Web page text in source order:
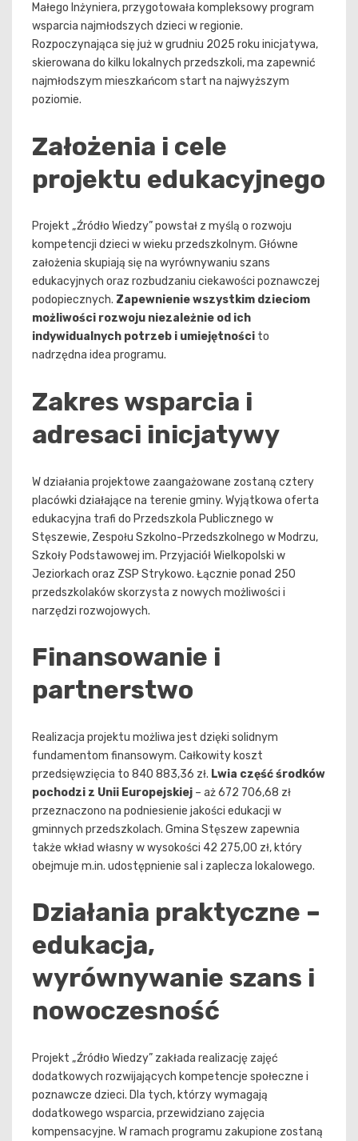
Małego Inżyniera, przygotowała kompleksowy program
wsparcia najmłodszych dzieci w regionie.
Rozpoczynająca się już w grudniu 2025 roku inicjatywa,
skierowana do kilku lokalnych przedszkoli, ma zapewnić
najmłodszym mieszkańcom start na najwyższym
poziomie.
Założenia i cele
projektu edukacyjnego
Projekt „Źródło Wiedzy” powstał z myślą o rozwoju
kompetencji dzieci w wieku przedszkolnym. Główne
założenia skupiają się na wyrównywaniu szans
edukacyjnych oraz rozbudzaniu ciekawości poznawczej
podopiecznych. Zapewnienie wszystkim dzieciom
możliwości rozwoju niezależnie od ich
indywidualnych potrzeb i umiejętności to
nadrzędna idea programu.
Zakres wsparcia i
adresaci inicjatywy
W działania projektowe zaangażowane zostaną cztery
placówki działające na terenie gminy. Wyjątkowa oferta
edukacyjna trafi do Przedszkola Publicznego w
Stęszewie, Zespołu Szkolno-Przedszkolnego w Modrzu,
Szkoły Podstawowej im. Przyjaciół Wielkopolski w
Jeziorkach oraz ZSP Strykowo. Łącznie ponad 250
przedszkolaków skorzysta z nowych możliwości i
narzędzi rozwojowych.
Finansowanie i
partnerstwo
Realizacja projektu możliwa jest dzięki solidnym
fundamentom finansowym. Całkowity koszt
przedsięwzięcia to 840 883,36 zł. Lwia część środków
pochodzi z Unii Europejskiej – aż 672 706,68 zł
przeznaczono na podniesienie jakości edukacji w
gminnych przedszkolach. Gmina Stęszew zapewnia
także wkład własny w wysokości 42 275,00 zł, który
obejmuje m.in. udostępnienie sal i zaplecza lokalowego.
Działania praktyczne –
edukacja,
wyrównywanie szans i
nowoczesność
Projekt „Źródło Wiedzy” zakłada realizację zajęć
dodatkowych rozwijających kompetencje społeczne i
poznawcze dzieci. Dla tych, którzy wymagają
dodatkowego wsparcia, przewidziano zajęcia
kompensacyjne. W ramach programu zakupione zostaną